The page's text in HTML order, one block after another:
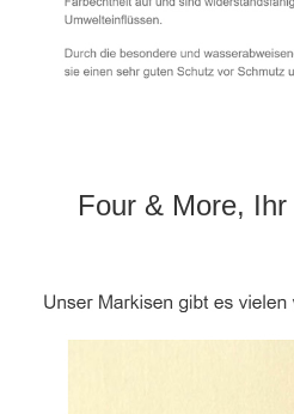
Four & More,